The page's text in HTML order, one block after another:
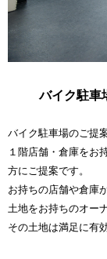
バイク駐車
バイク駐車場のご提
１階店舗・倉庫をお
方にご提案です。
お持ちの店舗や倉庫
土地をお持ちのオー
その土地は満足に有